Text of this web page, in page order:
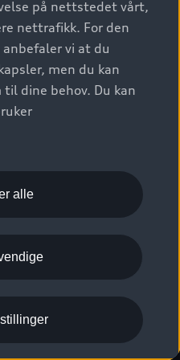
Reserved.
Personvern
på nettstedet vårt,
nettrafikk. For den
vi at du
men du kan
dine behov. Du kan
alle